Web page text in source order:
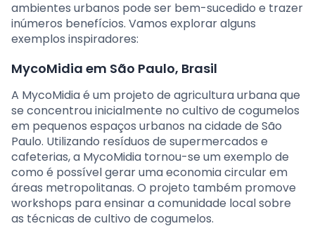
ambientes urbanos pode ser bem-sucedido e trazer
inúmeros benefícios. Vamos explorar alguns
exemplos inspiradores:
MycoMidia em São Paulo, Brasil
A MycoMidia é um projeto de agricultura urbana que
se concentrou inicialmente no cultivo de cogumelos
em pequenos espaços urbanos na cidade de São
Paulo. Utilizando resíduos de supermercados e
cafeterias, a MycoMidia tornou-se um exemplo de
como é possível gerar uma economia circular em
áreas metropolitanas. O projeto também promove
workshops para ensinar a comunidade local sobre
as técnicas de cultivo de cogumelos.